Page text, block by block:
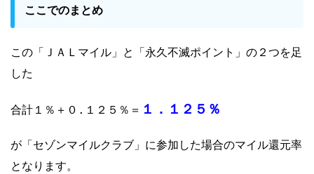
ここでのまとめ
この「ＪＡＬマイル」と「永久不滅ポイント」の２つを足
した
合計１％＋０.１２５％＝ １．１２５％
が「セゾンマイルクラブ」に参加した場合のマイル還元率
となります。